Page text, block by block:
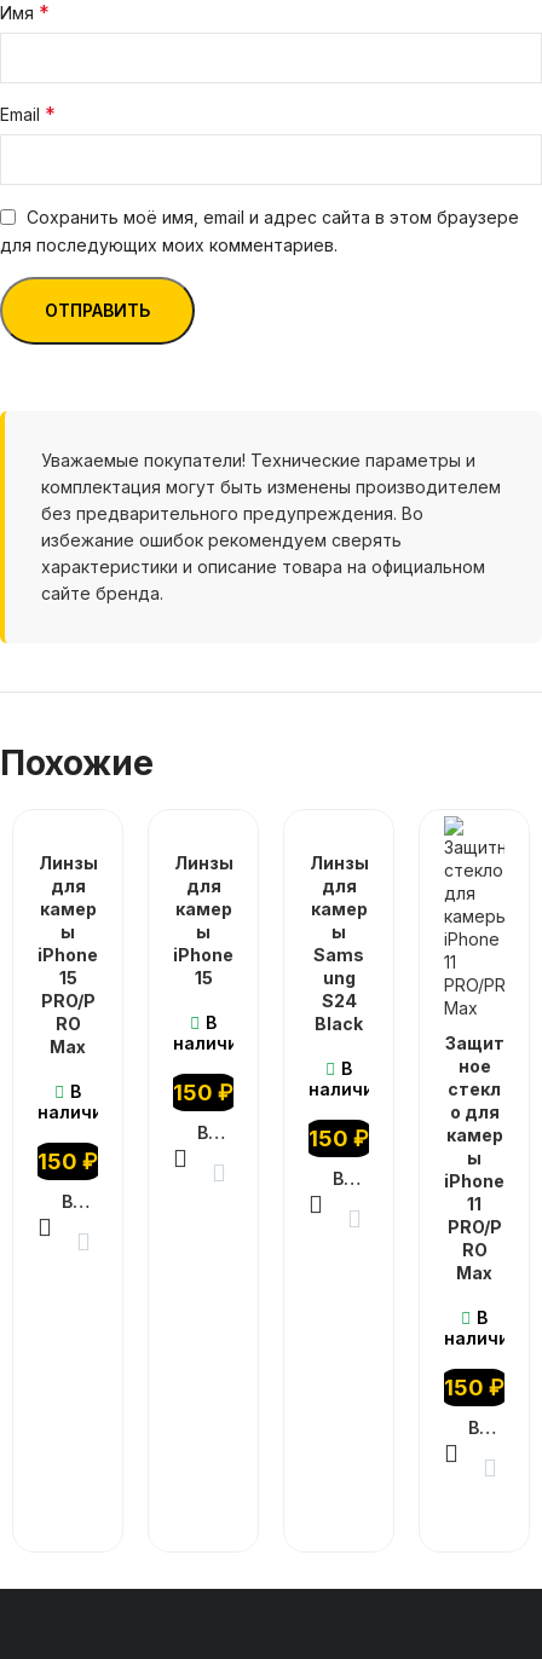
Имя *
Email *
Сохранить моё имя, email и адрес сайта в этом браузере
для последующих моих комментариев.
Уважаемые покупатели! Технические параметры и
комплектация могут быть изменены производителем
без предварительного предупреждения. Во
избежание ошибок рекомендуем сверять
характеристики и описание товара на официальном
сайте бренда.
Похожие
Линзы
для
камер
ы
iPhone
15
PRO/P
RO
Max
В
наличии
150 ₽
В КОРЗИНУ
Линзы
для
камер
ы
iPhone
15
В
наличии
150 ₽
В КОРЗИНУ
Линзы
для
камер
ы
Sams
ung
S24
Black
В
наличии
150 ₽
В КОРЗИНУ
Защит
ное
стекл
о для
камер
ы
iPhone
11
PRO/P
RO
Max
В
наличии
150 ₽
В КОРЗИНУ